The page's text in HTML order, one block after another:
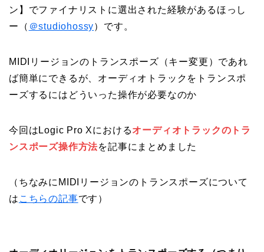
ン】でファイナリストに選出された経験があるほっし
ー（ ＠studiohossy）です。
MIDIリージョンのトランスポーズ（キー変更）であれ
ば簡単にできるが、オーディオトラックをトランスポ
ーズするにはどういった操作が必要なのか
今回はLogic Pro Xにおけるオーディオトラックのトラ
ンスポーズ操作方法を記事にまとめました
（ちなみにMIDIリージョンのトランスポーズについて
は こちらの記事です）